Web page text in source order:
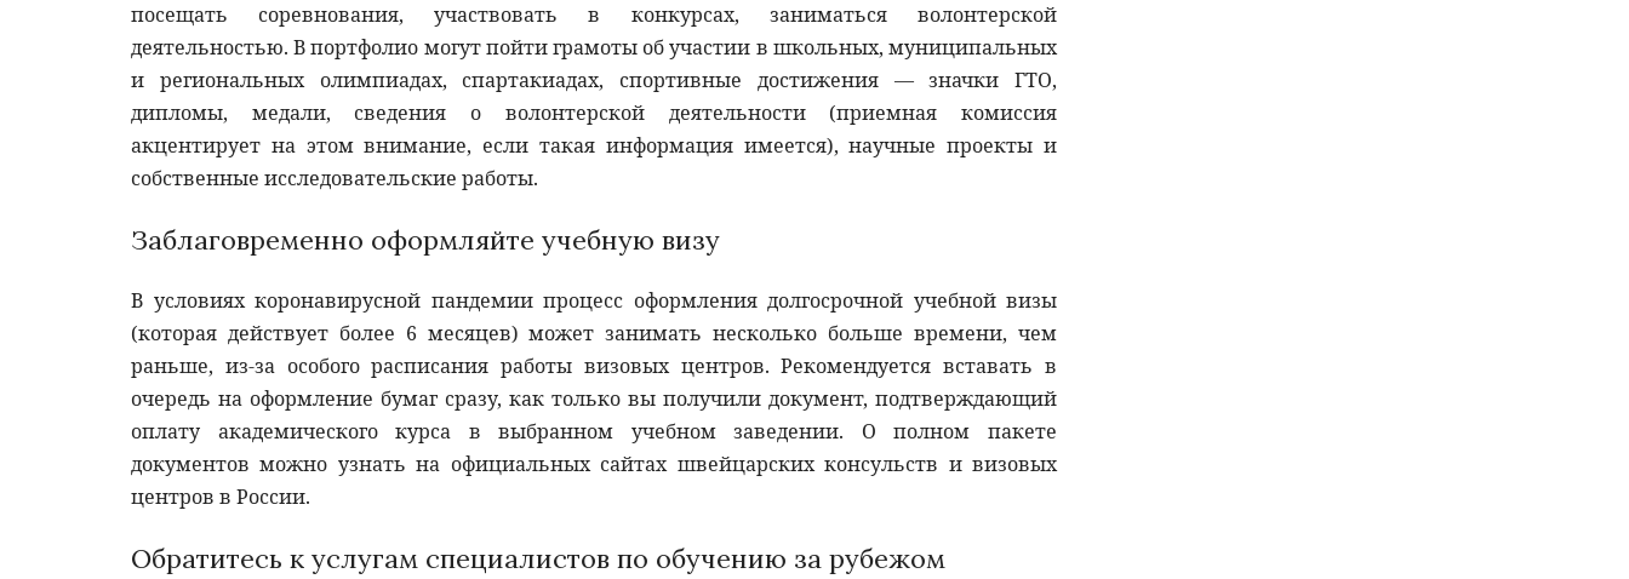
посещать соревнования, участвовать в конкурсах, заниматься волонтерской
деятельностью. В портфолио могут пойти грамоты об участии в школьных, муниципальных
и региональных олимпиадах, спартакиадах, спортивные достижения — значки ГТО,
дипломы, медали, сведения о волонтерской деятельности (приемная комиссия
акцентирует на этом внимание, если такая информация имеется), научные проекты и
собственные исследовательские работы.
Заблаговременно оформляйте учебную визу
В условиях коронавирусной пандемии процесс оформления долгосрочной учебной визы
(которая действует более 6 месяцев) может занимать несколько больше времени, чем
раньше, из-за особого расписания работы визовых центров. Рекомендуется вставать в
очередь на оформление бумаг сразу, как только вы получили документ, подтверждающий
оплату академического курса в выбранном учебном заведении. О полном пакете
документов можно узнать на официальных сайтах швейцарских консульств и визовых
центров в России.
Обратитесь к услугам специалистов по обучению за рубежом